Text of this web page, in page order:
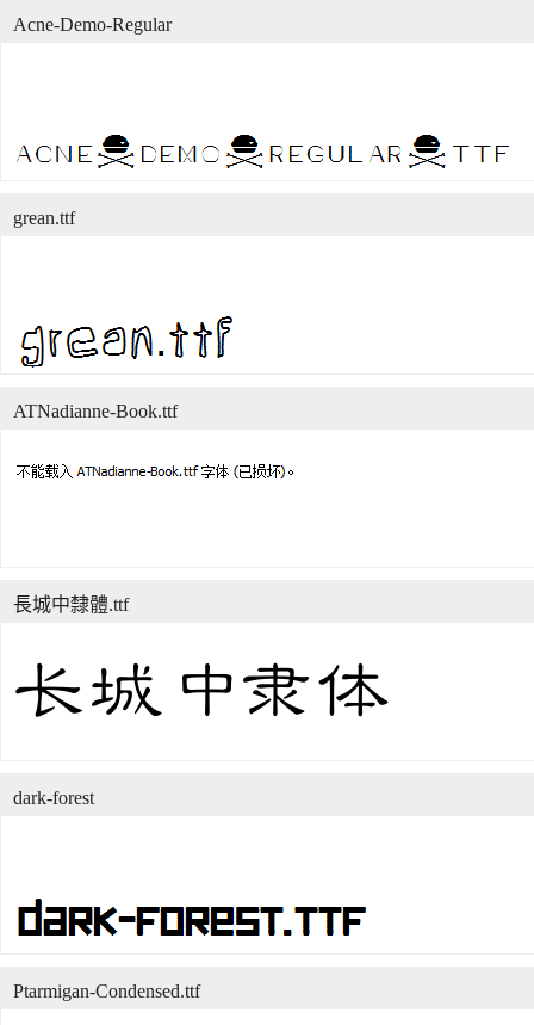
Acne-Demo-Regular
grean.ttf
ATNadianne-Book.ttf
長城中隸體.ttf
dark-forest
Ptarmigan-Condensed.ttf